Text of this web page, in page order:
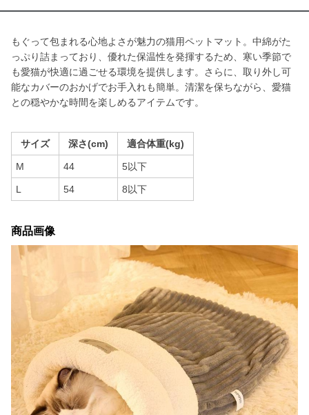
もぐって包まれる心地よさが魅力の猫用ペットマット。中綿がた
っぷり詰まっており、優れた保温性を発揮するため、寒い季節で
も愛猫が快適に過ごせる環境を提供します。さらに、取り外し可
能なカバーのおかげでお手入れも簡単。清潔を保ちながら、愛猫
との穏やかな時間を楽しめるアイテムです。
サイズ 深さ(cm) 適合体重(kg)
M 44 5以下
L 54 8以下
商品画像